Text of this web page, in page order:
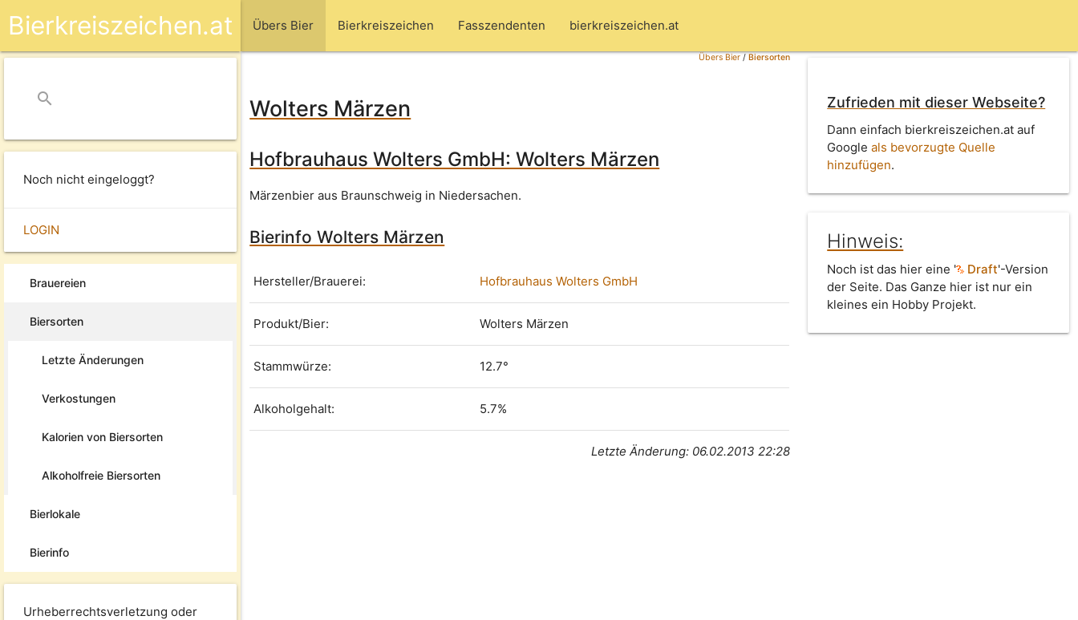
Übers Bier Bierkreiszeichen Fasszendenten bierkreiszeichen.at
Bierkreiszeichen.at
search
Noch nicht eingeloggt?
LOGIN
Brauereien
Biersorten
Letzte Änderungen
Verkostungen
Kalorien von Biersorten
Alkoholfreie Biersorten
Bierlokale
Bierinfo
Urheberrechtsverletzung oder
Übers Bier/Biersorten
Wolters Märzen
Hofbrauhaus Wolters GmbH: Wolters Märzen
Märzenbier aus Braunschweig in Niedersachen.
Bierinfo Wolters Märzen
Hersteller/Brauerei: Hofbrauhaus Wolters GmbH
Produkt/Bier: Wolters Märzen
Stammwürze: 12.7°
Alkoholgehalt: 5.7%
Letzte Änderung: 06.02.2013 22:28
Zufrieden mit dieser Webseite?
Dann einfach bierkreiszeichen.at auf
Googleals bevorzugte Quelle
hinzufügen.
Hinweis:
Noch ist das hier eine ' Draft'-Version
der Seite. Das Ganze hier ist nur ein
kleines ein Hobby Projekt.